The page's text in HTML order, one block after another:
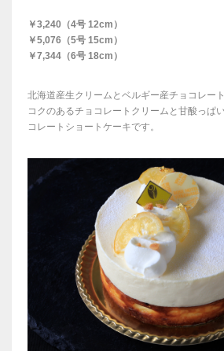
￥3,240（4号 12cm）
￥5,076（5号 15cm）
￥7,344（6号 18cm）
北海道産生クリームとベルギー産チョコレー
コクのあるチョコレートクリームと甘酸っぱ
コレートショートケーキです。